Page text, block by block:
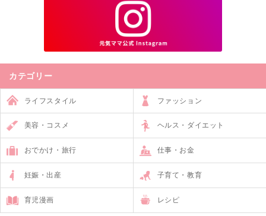
カテゴリー
ライフスタイル ファッション
美容・コスメ ヘルス・ダイエット
おでかけ・旅行 仕事・お金
妊娠・出産 子育て・教育
育児漫画 レシピ